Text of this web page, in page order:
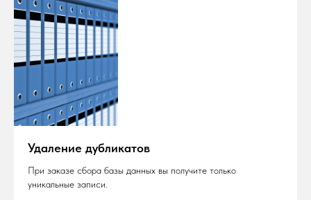
Удаление дубликатов
При заказе сбора базы данных вы получите только
уникальные записи.